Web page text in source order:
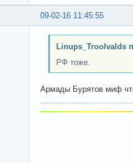
09-02-16 11:45:55
Linups_Troolvalds
РФ тоже.
Армады Бурятов миф